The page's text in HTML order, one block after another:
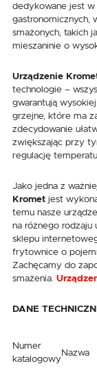
dedykowane jest w
gastronomicznych,
smażonych, takich
mieszaninie o
Urządzenie
technologie –
gwarantują
grzejne, które ma
zdecydowanie
zwiększając przy
regulację
Jako jedna z
Kromet jest
temu nasze
na różnego rodzaju
sklepu
frytownice o
Zachęcamy do
smażenia.
DANE
Numer
katalogowy
Nazwa